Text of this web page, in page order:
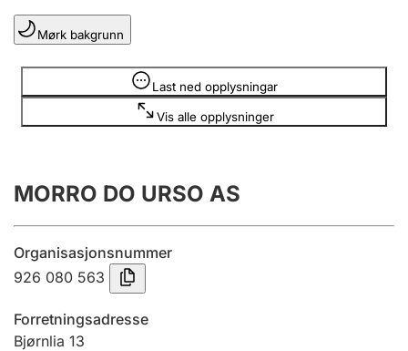
Lag og foreining
Registrere, endre, slette
Årsrekneskap
Innsending og forseinkingsgebyr
Mørk bakgrunn
Last ned opplysningar
Vis alle opplysninger
Opplysninger er skjult
MORRO DO URSO AS
Organisasjonsnummer
926 080 563
Forretningsadresse
Bjørnlia 13